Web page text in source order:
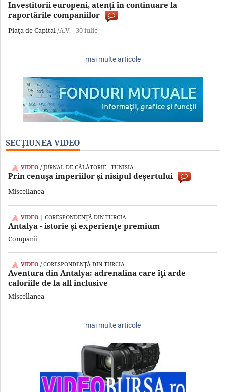
Investitorii europeni, atenţi în continuare la
raportările companiilor
Piaţa de Capital/A.V. - 30 iulie
mai multe articole
SECŢIUNEA VIDEO
VIDEO / JURNAL DE CĂLĂTORIE - TUNISIA
Prin cenuşa imperiilor şi nisipul deşertului
Miscellanea
VIDEO | CORESPONDENŢĂ DIN TURCIA
Antalya - istorie şi experienţe premium
Companii
VIDEO / CORESPONDENŢĂ DIN TURCIA
Aventura din Antalya: adrenalina care îţi arde
caloriile de la all inclusive
Miscellanea
mai multe articole